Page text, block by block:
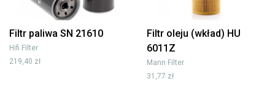
Filtr paliwa SN 21610
Hifi Filter
219,40 zł
Filtr oleju (wkład) HU
6011Z
Mann Filter
31,77 zł